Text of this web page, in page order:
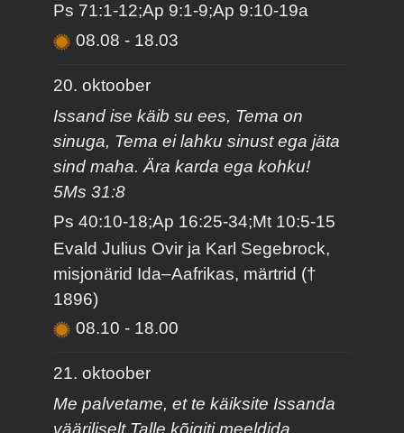
Ps 71:1-12;Ap 9:1-9;Ap 9:10-19a
08.08- 18.03
20. oktoober
Issand ise käib su ees, Tema on
sinuga, Tema ei lahku sinust ega jäta
sind maha. Ära karda ega kohku!
5Ms 31:8
Ps 40:10-18;Ap 16:25-34;Mt 10:5-15
Evald Julius Ovir ja Karl Segebrock,
misjonärid Ida–Aafrikas, märtrid (†
1896)
08.10- 18.00
21. oktoober
Me palvetame, et te käiksite Issanda
vääriliselt Talle kõigiti meeldida